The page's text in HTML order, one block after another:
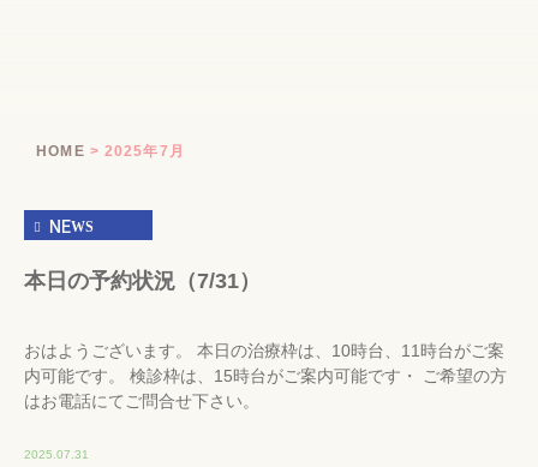
HOME 2025年7月
NEWS
本日の予約状況（7/31）
おはようございます。 本日の治療枠は、10時台、11時台がご案
内可能です。 検診枠は、15時台がご案内可能です・ ご希望の方
はお電話にてご問合せ下さい。
2025.07.31